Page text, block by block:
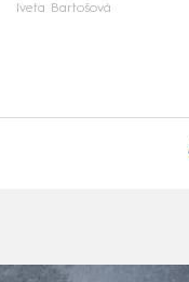
Iveta Bartošová